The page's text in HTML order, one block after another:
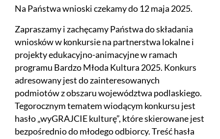
Na Państwa wnioski czekamy do 12 maja 2025.
Zapraszamy i zachęcamy Państwa do składania
wniosków w konkursie na partnerstwa lokalne i
projekty edukacyjno-animacyjne w ramach
programu Bardzo Młoda Kultura 2025. Konkurs
adresowany jest do zainteresowanych
podmiotów z obszaru województwa podlaskiego.
Tegorocznym tematem wiodącym konkursu jest
hasło „wyGRAJCIE kulturę”, które skierowane jest
bezpośrednio do młodego odbiorcy. Treść hasła